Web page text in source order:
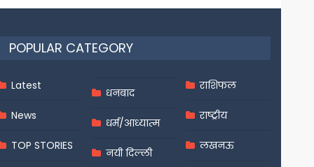
POPULAR CATEGORY
Latest
News
TOP STORIES
धनबाद
धर्म/आध्यात्म
नयी दिल्ली
राशिफल
राष्ट्रीय
लखनऊ